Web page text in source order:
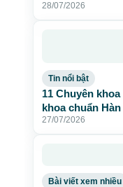
28/07/2026
Tin nổi bật
11 Chuyên
khoa chuẩn
27/07/2026
Bài viết xem nhiều